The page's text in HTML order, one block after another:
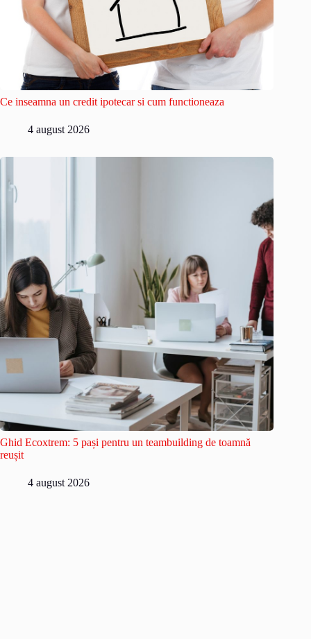
Ce inseamna un credit ipotecar si cum functioneaza
4 august 2026
Ghid Ecoxtrem: 5 pași pentru un teambuilding de toamnă
reușit
4 august 2026